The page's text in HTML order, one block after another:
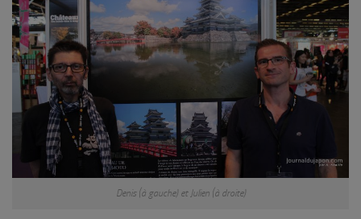
Denis (à gauche) et Julien (à droite)